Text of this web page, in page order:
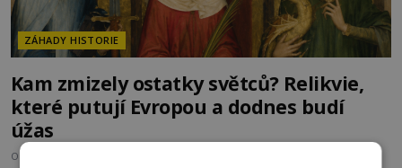
ZÁHADY HISTORIE
Kam zmizely ostatky světců? Relikvie,
které putují Evropou a dodnes budí
úžas
OD